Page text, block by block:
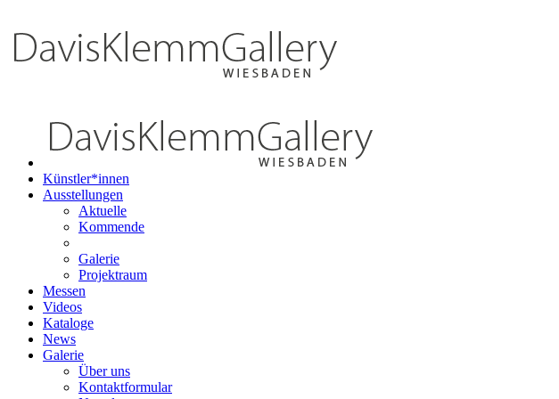
Künstler*innen
Ausstellungen
Aktuelle
Kommende
Galerie
Projektraum
Messen
Videos
Kataloge
News
Galerie
Über uns
Kontaktformular